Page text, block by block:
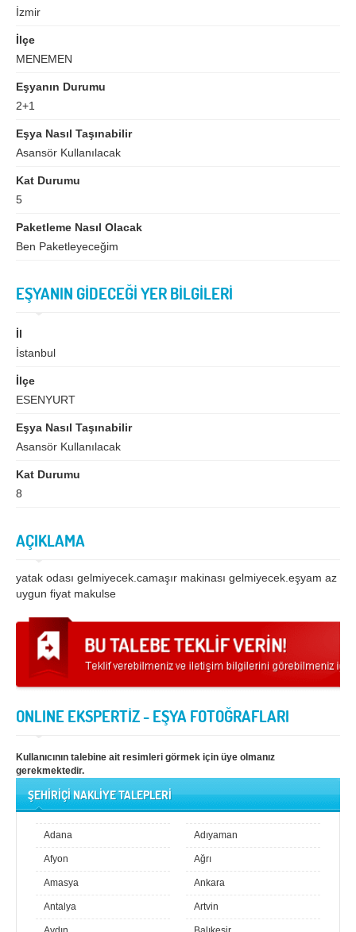
Erzurum
Gaziantep
Gümüşhane
Hatay
İzmir
Karabük
Kayseri
Kilis Kocaeli
Malatya
Mardin
Nevşehir
Ordu
Samsun
Şanlıurfa
Tekirdağ Tokat
Trabzon Tunceli
Yalova Yozgat
DEFTER
NAKLİYECİ İLANLARI
İzmir
İlçe
MENEMEN
Eşyanın Durumu
2+1
Eşya Nasıl Taşınabilir
Asansör Kullanılacak
Kat Durumu
5
Paketleme Nasıl Olacak
Ben Paketleyeceğim
EŞYANIN GİDECEĞİ YER BİLGİLERİ
İl
İstanbul
İlçe
ESENYURT
Eşya Nasıl Taşınabilir
Asansör Kullanılacak
Kat Durumu
8
AÇIKLAMA
yatak odası gelmiyecek.camaşır makinası gelmiyecek.eşyam az
uygun fiyat makulse
ONLINE EKSPERTİZ - EŞYA FOTOĞRAFLARI
Kullanıcının talebine ait resimleri görmek için üye olmanız
gerekmektedir.
ŞEHİRİÇİ NAKLİYE TALEPLERİ
Adana Adıyaman
Afyon Ağrı
Amasya Ankara
Antalya Artvin